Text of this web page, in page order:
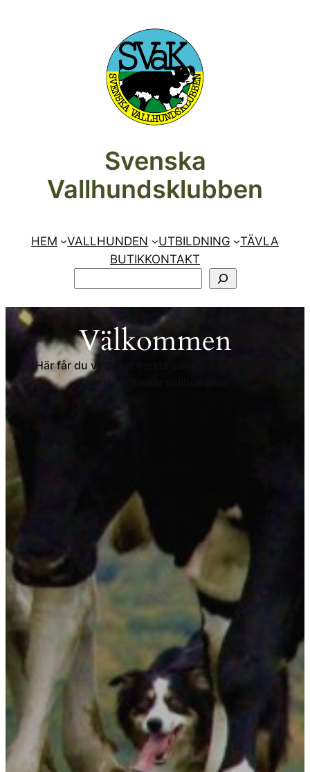
Svenska
Vallhundsklubben
HEM VALLHUNDEN UTBILDNING
TÄVLA
BUTIKKONTAKT
Välkommen
Här får du veta det mesta som är värt att veta